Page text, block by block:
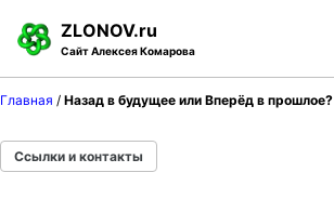
p
o
p
p
o
c
p
o
f
ZLONOV.ru
Сайт Алексея Комарова
Главная / Назад в будущее или Вперёд в прошлое?
Ссылки и контакты